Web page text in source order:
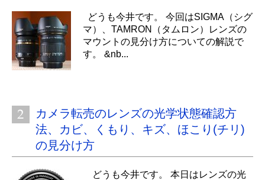
どうも今井です。 今回はSIGMA（シグ
マ）、TAMRON（タムロン）レンズの
マウントの見分け方についての解説で
す。 &nb...
カメラ転売のレンズの光学状態確認方
法、カビ、くもり、キズ、ほこり(チリ)
の見分け方
どうも今井です。 本日はレンズの光